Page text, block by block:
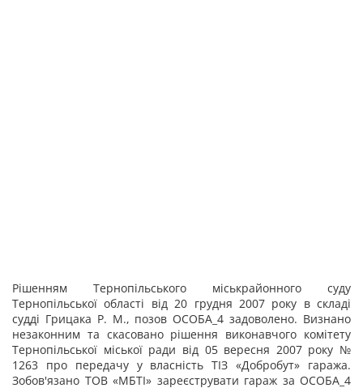
Рішенням Тернопільського міськрайонного суду
Тернопільської області від 20 грудня 2007 року в складі
судді Грицака Р. М., позов ОСОБА_4 задоволено. Визнано
незаконним та скасовано рішення виконавчого комітету
Тернопільської міської ради від 05 вересня 2007 року №
1263 про передачу у власність ТІЗ «Добробут» гаража.
Зобов'язано ТОВ «МБТІ» зареєструвати гараж за ОСОБА_4